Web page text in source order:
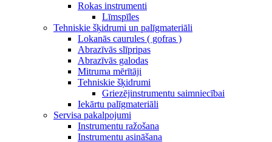
Rokas instrumenti
Līmspīles
Tehniskie šķidrumi un palīgmateriāli
Lokanās caurules ( gofras )
Abrazīvās slīpripas
Abrazīvās galodas
Mitruma mērītāji
Tehniskie šķidrumi
Griezējinstrumentu saimniecībai
Iekārtu palīgmateriāli
Servisa pakalpojumi
Instrumentu ražošana
Instrumentu asināšana